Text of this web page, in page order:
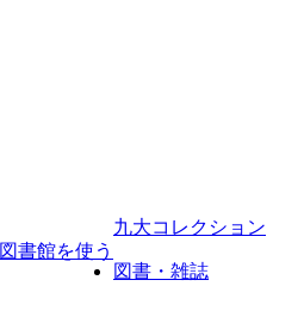
図書館を使う
九大コレクション
図書・雑誌